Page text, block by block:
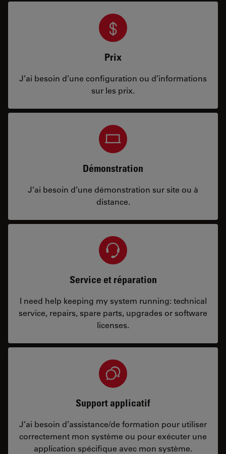
Prix
J’ai besoin d’une configuration ou d’informations
sur les prix.
Démonstration
J’ai besoin d’une démonstration sur site ou à
distance.
Service et réparation
I need help keeping my system running: technical
service, repairs, spare parts, upgrades or software
licenses.
Support applicatif
J’ai besoin d’assistance/de formation pour utiliser
correctement mon système ou pour exécuter une
application spécifique avec mon système.